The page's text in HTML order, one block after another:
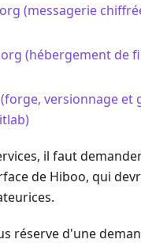
(messagerie
(hébergement de
versionnage et
il faut
de Hiboo, qui
réserve d'une